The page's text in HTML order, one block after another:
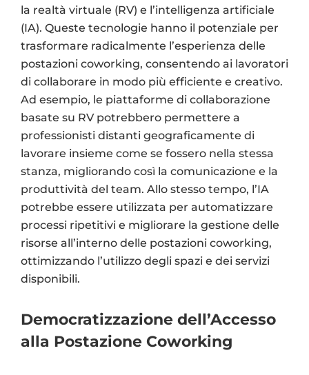
la realtà virtuale (RV) e l’intelligenza artificiale
(IA). Queste tecnologie hanno il potenziale per
trasformare radicalmente l’esperienza delle
postazioni coworking, consentendo ai lavoratori
di collaborare in modo più efficiente e creativo.
Ad esempio, le piattaforme di collaborazione
basate su RV potrebbero permettere a
professionisti distanti geograficamente di
lavorare insieme come se fossero nella stessa
stanza, migliorando così la comunicazione e la
produttività del team. Allo stesso tempo, l’IA
potrebbe essere utilizzata per automatizzare
processi ripetitivi e migliorare la gestione delle
risorse all’interno delle postazioni coworking,
ottimizzando l’utilizzo degli spazi e dei servizi
disponibili.
Democratizzazione dell’Accesso
alla Postazione Coworking